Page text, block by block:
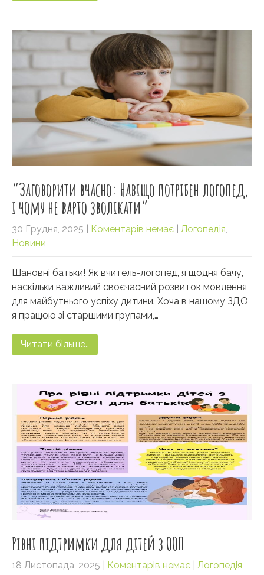
“Заговорити вчасно: Навіщо потрібен логопед,
і чому не варто зволікати”
30 Грудня, 2025 Коментарів немає Логопедія,
Новини
Шановні батьки! Як вчитель-логопед, я щодня бачу,
наскільки важливий своєчасний розвиток мовлення
для майбутнього успіху дитини. Хоча в нашому ЗДО
я працюю зі старшими групами,…
Читати більше..
Рівні підтримки для дітей з ООП
18 Листопада, 2025 Коментарів немає Логопедія